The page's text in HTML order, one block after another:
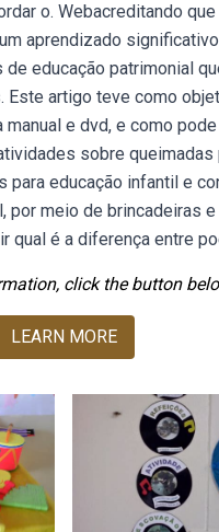
o. Webacreditando
aprendizado
educação patrimonial
artigo teve como
e dvd, e como
sobre
educação infantil e
meio de brincadeiras
qual é a diferença entre
click the button
LEARN MORE